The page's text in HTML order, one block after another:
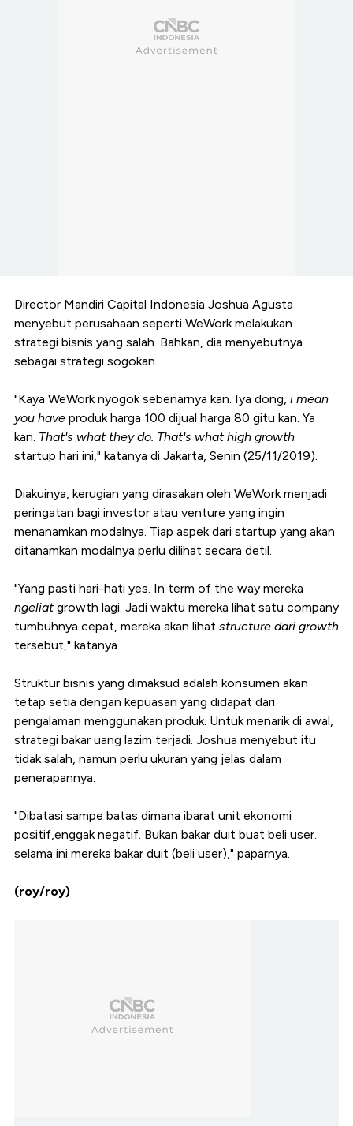
Director Mandiri Capital Indonesia Joshua Agusta
menyebut perusahaan seperti WeWork melakukan
strategi bisnis yang salah. Bahkan, dia menyebutnya
sebagai strategi sogokan.
"Kaya WeWork nyogok sebenarnya kan. Iya dong, i mean
you have produk harga 100 dijual harga 80 gitu kan. Ya
kan. That's what they do. That's what high growth
startup hari ini," katanya di Jakarta, Senin (25/11/2019).
Diakuinya, kerugian yang dirasakan oleh WeWork menjadi
peringatan bagi investor atau venture yang ingin
menanamkan modalnya. Tiap aspek dari startup yang akan
ditanamkan modalnya perlu dilihat secara detil.
"Yang pasti hari-hati yes. In term of the way mereka
ngeliatgrowth lagi. Jadi waktu mereka lihat satu company
tumbuhnya cepat, mereka akan lihat structure dari growth
tersebut," katanya.
Struktur bisnis yang dimaksud adalah konsumen akan
tetap setia dengan kepuasan yang didapat dari
pengalaman menggunakan produk. Untuk menarik di awal,
strategi bakar uang lazim terjadi. Joshua menyebut itu
tidak salah, namun perlu ukuran yang jelas dalam
penerapannya.
"Dibatasi sampe batas dimana ibarat unit ekonomi
positif,enggak negatif. Bukan bakar duit buat beli user.
selama ini mereka bakar duit (beli user)," paparnya.
(roy/roy)